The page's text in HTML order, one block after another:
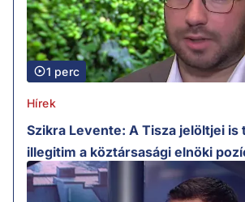
1 perc
Hírek
Szikra Levente: A Tisza jelöltjei is
illegitim a köztársasági elnöki